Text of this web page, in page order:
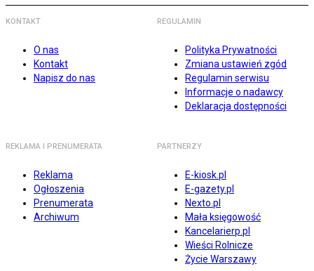
KONTAKT
O nas
Kontakt
Napisz do nas
REGULAMIN
Polityka Prywatności
Zmiana ustawień zgód
Regulamin serwisu
Informacje o nadawcy
Deklaracja dostępności
REKLAMA I PRENUMERATA
Reklama
Ogłoszenia
Prenumerata
Archiwum
PARTNERZY
E-kiosk.pl
E-gazety.pl
Nexto.pl
Mała księgowość
Kancelarierp.pl
Wieści Rolnicze
Życie Warszawy